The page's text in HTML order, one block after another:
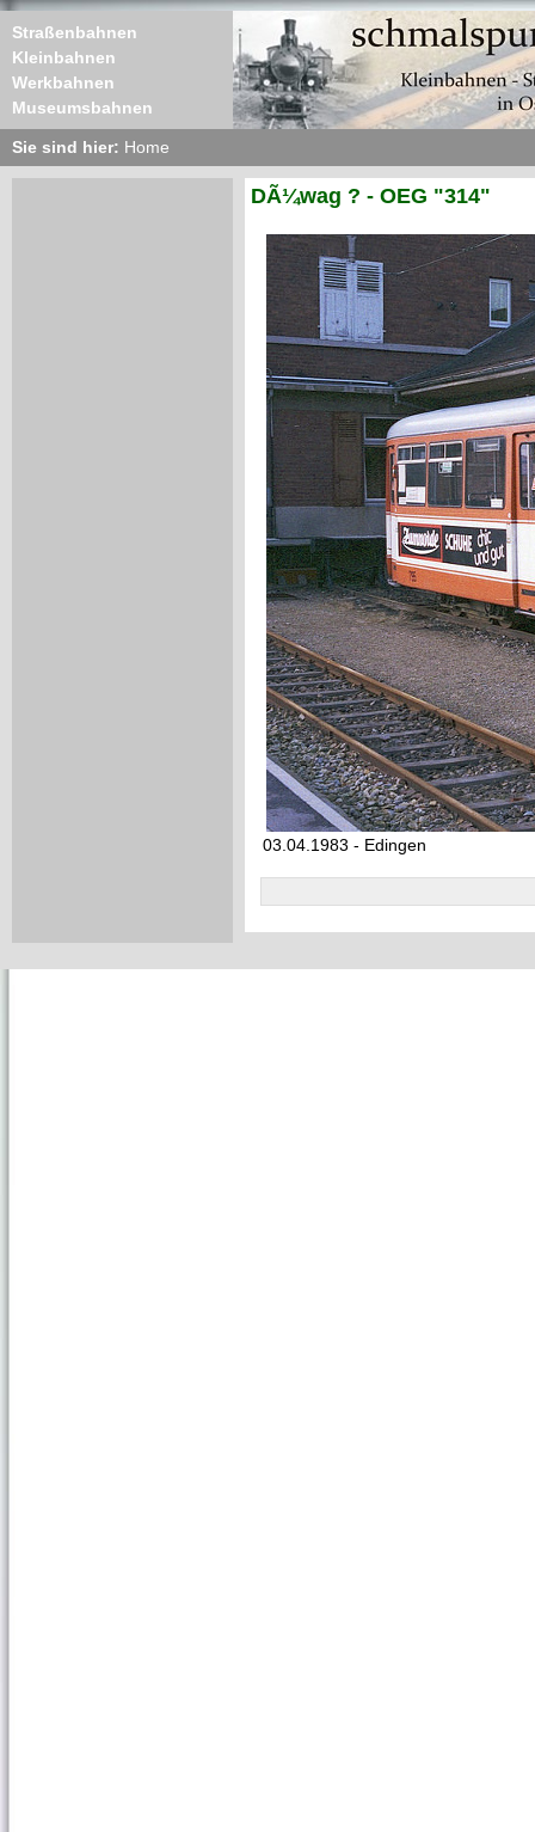
Straßenbahnen
Kleinbahnen
Werkbahnen
Museumsbahnen
Sie sind hier: Home
DÃ¼wag ? - OEG "314"
03.04.1983 - Edingen